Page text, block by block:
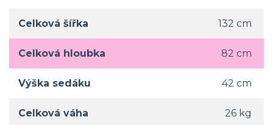
Celková šířka 132 cm
Celková hloubka 82 cm
Výška sedáku 42 cm
Celková váha 26 kg